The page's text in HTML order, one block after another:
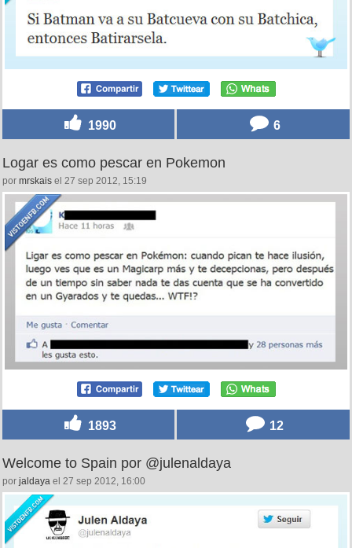
1990 6
Logar es como pescar en Pokemon
por mrskais el 27 sep 2012, 15:19
1893 12
Welcome to Spain por @julenaldaya
por jaldaya el 27 sep 2012, 16:00